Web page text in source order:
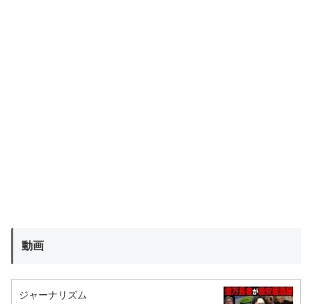
動画
ジャーナリズム